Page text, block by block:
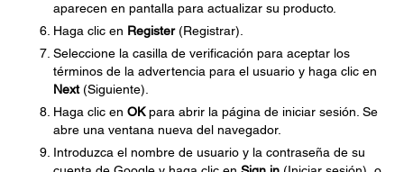
aparecen en pantalla para actualizar su producto.
Haga clic en Register(Registrar).
Seleccione la casilla de verificación para aceptar los
términos de la advertencia para el usuario y haga clic en
Next(Siguiente).
Haga clic en OKpara abrir la página de iniciar sesión. Se
abre una ventana nueva del navegador.
Introduzca el nombre de usuario y la contraseña de su